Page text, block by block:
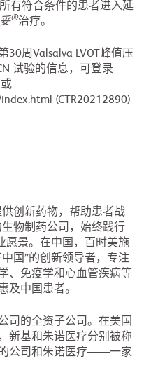
有符合条件的患者进入延
®治疗。
周Valsalva LVOT峰值压
试验的信息，可登录
(CTR20212890)
创新药物，帮助患者战
物制药公司，始终践行
愿景。在中国，百时美施
国”的创新领导者，专注
、免疫学和心血管疾病等
及中国患者。
司的全资子公司。在美国
新基和朱诺医疗分别被称
公司和朱诺医疗——一家